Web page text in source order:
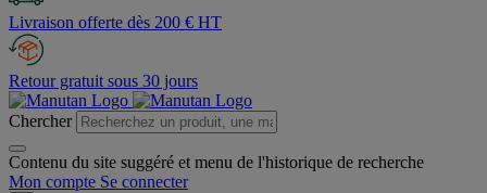
Livraison offerte dès 200 € HT
Retour gratuit sous 30 jours
Chercher
Contenu du site suggéré et menu de l'historique de recherche
Mon compte Se connecter